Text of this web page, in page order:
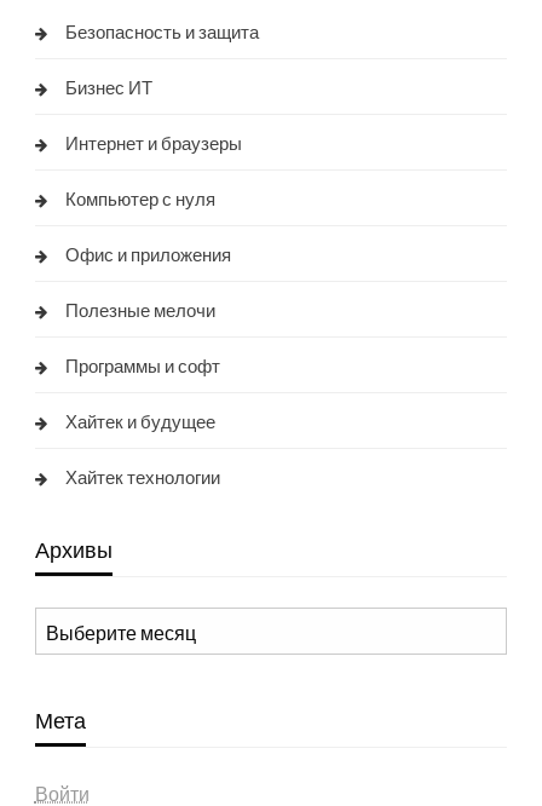
Безопасность и защита
Бизнес ИТ
Интернет и браузеры
Компьютер с нуля
Офис и приложения
Полезные мелочи
Программы и софт
Хайтек и будущее
Хайтек технологии
Архивы
Архивы
Мета
Войти